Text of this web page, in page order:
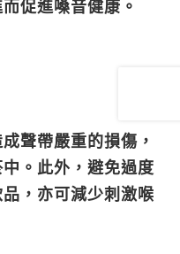
促進嗓音健康。
聲帶嚴重的損傷，
。此外，避免過度
，亦可減少刺激喉